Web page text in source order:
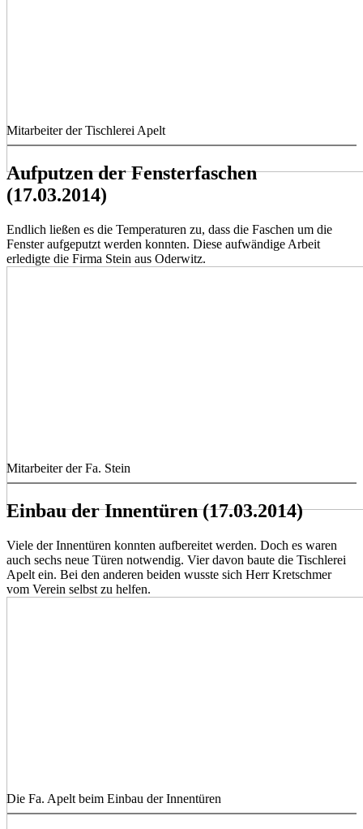
Mitarbeiter der Tischlerei Apelt
Aufputzen der Fensterfaschen
(17.03.2014)
Endlich ließen es die Temperaturen zu, dass die Faschen um die
Fenster aufgeputzt werden konnten. Diese aufwändige Arbeit
erledigte die Firma Stein aus Oderwitz.
Mitarbeiter der Fa. Stein
Einbau der Innentüren (17.03.2014)
Viele der Innentüren konnten aufbereitet werden. Doch es waren
auch sechs neue Türen notwendig. Vier davon baute die Tischlerei
Apelt ein. Bei den anderen beiden wusste sich Herr Kretschmer
vom Verein selbst zu helfen.
Die Fa. Apelt beim Einbau der Innentüren